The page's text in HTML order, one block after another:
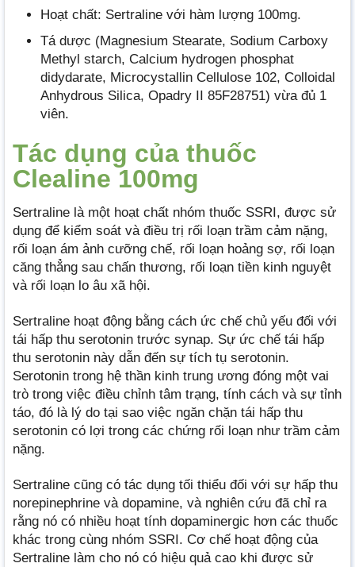
Hoạt chất: Sertraline với hàm lượng 100mg.
Tá dược (Magnesium Stearate, Sodium Carboxy
Methyl starch, Calcium hydrogen phosphat
didydarate, Microcystallin Cellulose 102, Colloidal
Anhydrous Silica, Opadry II 85F28751) vừa đủ 1
viên.
Tác dụng của thuốc
Clealine 100mg
Sertraline là một hoạt chất nhóm thuốc SSRI, được sử
dụng để kiểm soát và điều trị rối loạn trầm cảm nặng,
rối loạn ám ảnh cưỡng chế, rối loạn hoảng sợ, rối loạn
căng thẳng sau chấn thương, rối loạn tiền kinh nguyệt
và rối loạn lo âu xã hội.
Sertraline hoạt động bằng cách ức chế chủ yếu đối với
tái hấp thu serotonin trước synap. Sự ức chế tái hấp
thu serotonin này dẫn đến sự tích tụ serotonin.
Serotonin trong hệ thần kinh trung ương đóng một vai
trò trong việc điều chỉnh tâm trạng, tính cách và sự tỉnh
táo, đó là lý do tại sao việc ngăn chặn tái hấp thu
serotonin có lợi trong các chứng rối loạn như trầm cảm
nặng.
Sertraline cũng có tác dụng tối thiểu đối với sự hấp thu
norepinephrine và dopamine, và nghiên cứu đã chỉ ra
rằng nó có nhiều hoạt tính dopaminergic hơn các thuốc
khác trong cùng nhóm SSRI. Cơ chế hoạt động của
Sertraline làm cho nó có hiệu quả cao khi được sử